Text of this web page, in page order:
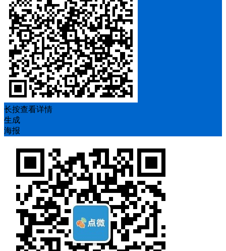
长按查看详情
生成
海报